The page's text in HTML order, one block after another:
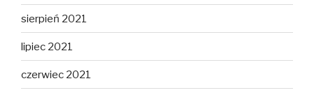
sierpień 2021
lipiec 2021
czerwiec 2021